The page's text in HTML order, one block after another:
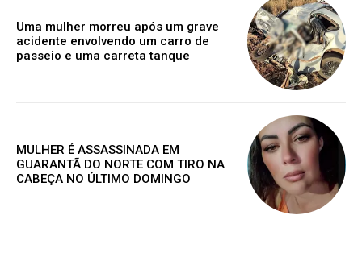
Grátis
/ para sempre
Acesso as notícias publicas
Acesso a comentários
Nóticias exclusivas
Uma mulher morreu após um grave
acidente envolvendo um carro de
passeio e uma carreta tanque
MULHER É ASSASSINADA EM
GUARANTÃ DO NORTE COM TIRO NA
CABEÇA NO ÚLTIMO DOMINGO